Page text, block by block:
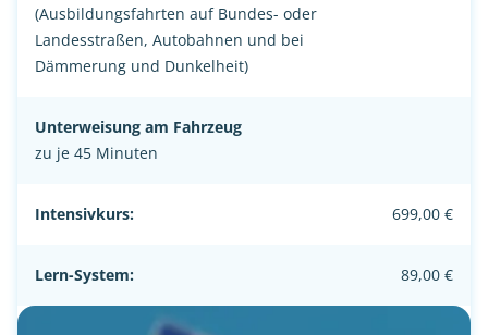
(Ausbildungsfahrten auf Bundes- oder
Landesstraßen, Autobahnen und bei
Dämmerung und Dunkelheit)
Unterweisung am Fahrzeug
zu je 45 Minuten
Intensivkurs: 699,00 €
Lern-System: 89,00 €